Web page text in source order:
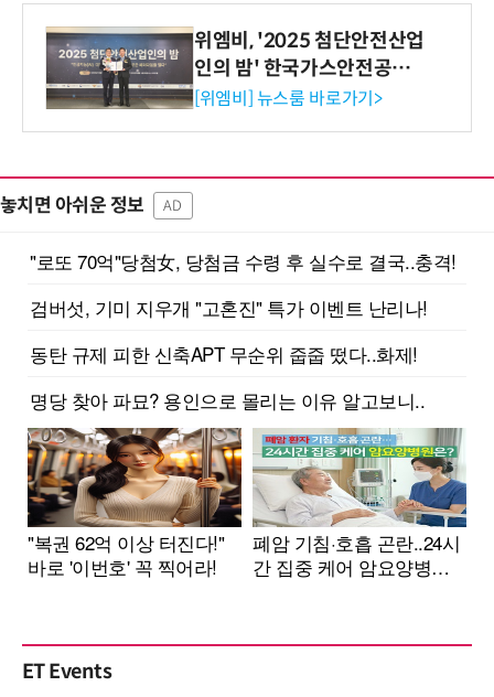
위엠비, '2025 첨단안전산업
인의 밤' 한국가스안전공사
사장상 수상
[위엠비] 뉴스룸 바로가기>
놓치면 아쉬운 정보 AD
ET Events